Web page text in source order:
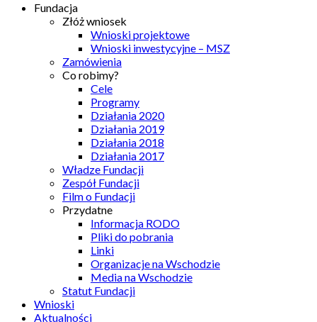
Fundacja
Złóż wniosek
Wnioski projektowe
Wnioski inwestycyjne – MSZ
Zamówienia
Co robimy?
Cele
Programy
Działania 2020
Działania 2019
Działania 2018
Działania 2017
Władze Fundacji
Zespół Fundacji
Film o Fundacji
Przydatne
Informacja RODO
Pliki do pobrania
Linki
Organizacje na Wschodzie
Media na Wschodzie
Statut Fundacji
Wnioski
Aktualności